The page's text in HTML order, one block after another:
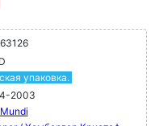
упаковка.
2003